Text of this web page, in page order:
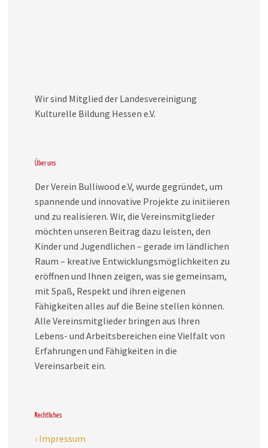
Wir sind Mitglied der Landesvereinigung
Kulturelle Bildung Hessen e.V.
Über uns
Der Verein Bulliwood e.V, wurde gegründet, um
spannende und innovative Projekte zu initiieren
und zu realisieren. Wir, die Vereinsmitglieder
möchten unseren Beitrag dazu leisten, den
Kinder und Jugendlichen – gerade im ländlichen
Raum – kreative Entwicklungsmöglichkeiten zu
eröffnen und Ihnen zeigen, was sie gemeinsam,
mit Spaß, Respekt und ihren eigenen
Fähigkeiten alles auf die Beine stellen können.
Alle Vereinsmitglieder bringen aus Ihren
Lebens- und Arbeitsbereichen eine Vielfalt von
Erfahrungen und Fähigkeiten in die
Vereinsarbeit ein.
Rechtliches
› Impressum